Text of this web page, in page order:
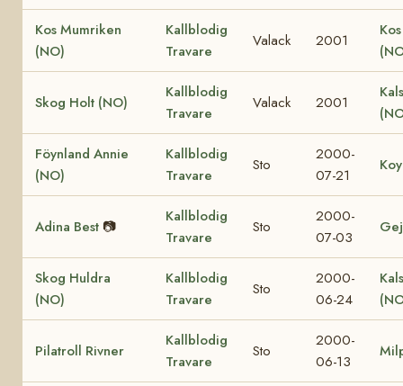
Kos Mumriken
(NO)
Kallblodig
Travare
Valack 2001
Skog Holt (NO)
Kallblodig
Travare
Valack 2001
Föynland Annie
(NO)
Kallblodig
Travare
Sto
2000-
07-21
Adina Best 📷
Kallblodig
Travare
Sto
2000-
07-03
Skog Huldra
(NO)
Kallblodig
Travare
Sto
2000-
06-24
Pilatroll Rivner
Kallblodig
Travare
Sto
2000-
06-13